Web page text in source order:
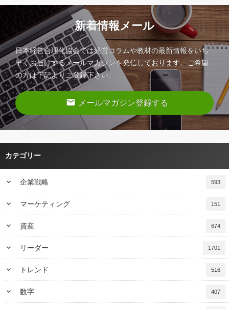
新着情報メール
日本経営合理化協会では経営コラムや教材の最新情報をいち
早くお届けするメールマガジンを発信しております。ご希望
の方は下記よりご登録下さい。
email メールマガジン登録する
カテゴリー
keyboard_arrow_down 企業戦略 593
keyboard_arrow_down マーケティング 151
keyboard_arrow_down 資産 674
keyboard_arrow_down リーダー 1701
keyboard_arrow_down トレンド 516
keyboard_arrow_down 数字 407